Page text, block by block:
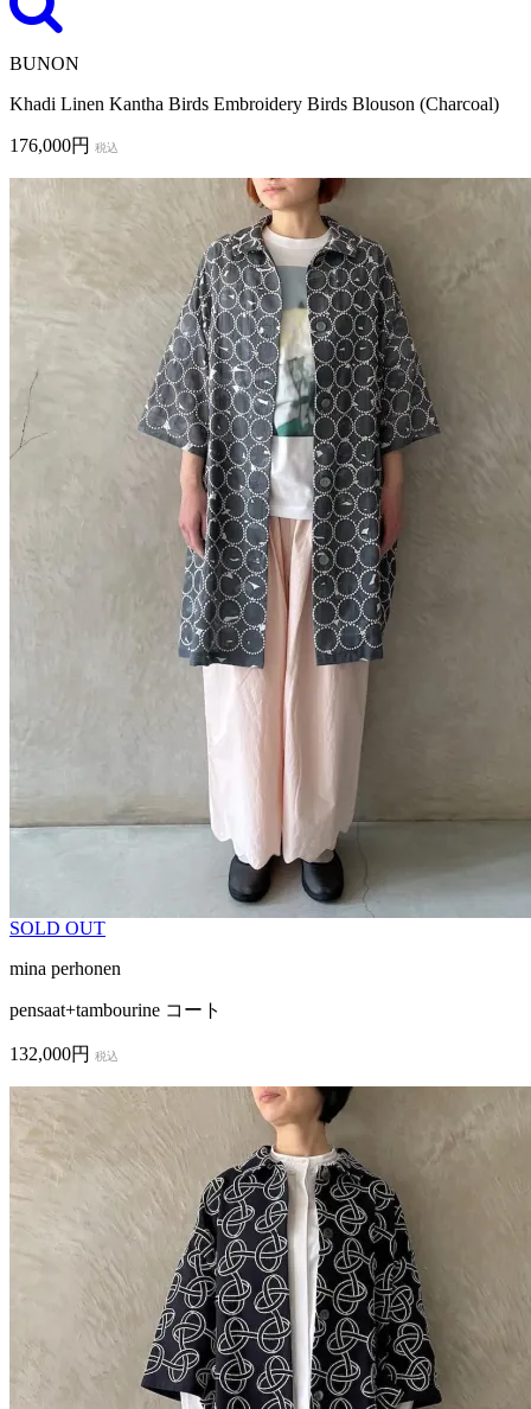
BUNON
Khadi Linen Kantha Birds Embroidery Birds Blouson (Charcoal)
176,000円 税込
SOLD OUT
mina perhonen
pensaat+tambourine コート
132,000円 税込